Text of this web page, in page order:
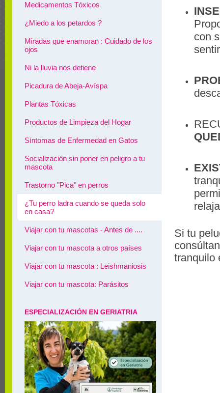
con
Si tu
tranquilo
Medicamentos Tóxicos
¿Miedo a los petardos ?
Miradas que enamoran : Cuidado de los
ojos
Ni la lluvia nos detiene
Picadura de Abeja-Avíspa
Plantas Tóxicas
Productos de Limpieza del Hogar
Síntomas de Enfermedad en Gatos
Socialización sin poner en peligro a tu
mascota
Trastorno "Pica" en perros
¿Tu perro ladra cuando se queda solo
en casa?
Viajar con tu mascotas - Antes de ....
Viajar con tu mascota a otros países
Viajar con tu mascota : Leishmaniosis
Viajar con tu mascota: Parásitos
ESPECIALIZACIÓN EN GERIATRIA